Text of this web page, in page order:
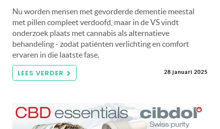
Nu worden mensen met gevorderde dementie meestal
met pillen compleet verdoofd, maar in de VS vindt
onderzoek plaats met cannabis als alternatieve
behandeling - zodat patiënten verlichting en comfort
ervaren in die laatste fase.
LEES VERDER 28 januari 2025